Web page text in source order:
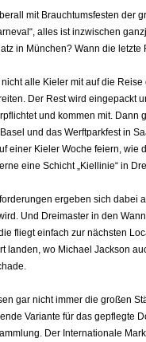
mit Brauchtumsfesten der
alles ist inzwischen
in München? Wann die
nicht alle Kieler mit auf die
Der Rest wird eingepackt
und kommen mit. Dann
und das Werftparkfest in
einer Kieler Woche feiern, wie
eine Schicht „Kiellinie“ in
ergeben sich dabei
Und Dreimaster in den
fliegt einfach zur nächsten
landen, wo Michael Jackson
gar nicht immer die großen
Variante für das gepflegte
Der Internationale